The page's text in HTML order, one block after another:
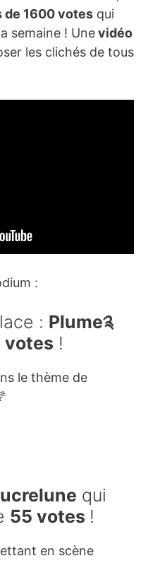
de 1600 votes qui
semaine ! Unevidéo
les clichés de tous
:
: Plume༉
votes !
le thème de
qui
55 votes !
en scène